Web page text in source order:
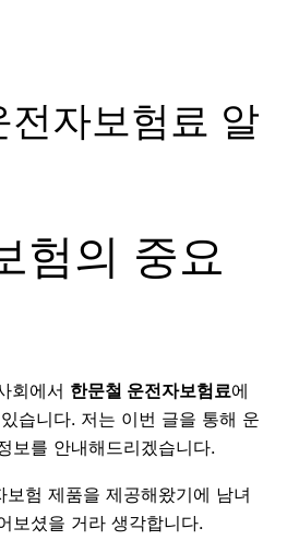
전자보험료 알
험의 중요
회에서 한문철 운전자보험료에
습니다. 저는 이번 글을 통해 운
보를 안내해드리겠습니다.
험 제품을 제공해왔기에 남녀
보셨을 거라 생각합니다.